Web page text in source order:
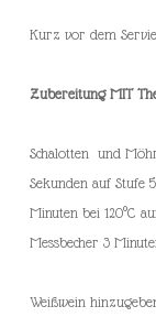
Kurz vor dem
Zubereitung MIT
Schalotten und
Sekunden auf Stufe
Minuten bei 120°C
Messbecher 3
Weißwein